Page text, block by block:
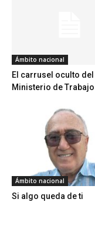
Ámbito nacional
El carrusel oculto del
Ministerio de Trabajo I
Ámbito nacional
Si algo queda de ti